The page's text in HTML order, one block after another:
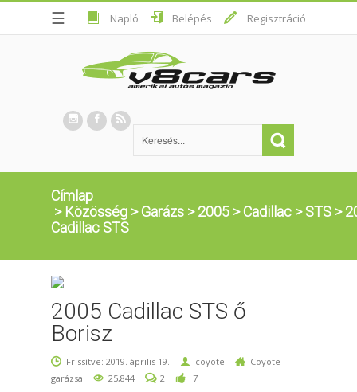
☰ Napló Belépés Regisztráció
Címlap
> Közösség >Garázs >2005 >Cadillac >STS >
Cadillac STS
2005 Cadillac STS ő
Borisz
Frissítve: 2019. április 19. coyote
Coyote
garázsa
25,844 2 7